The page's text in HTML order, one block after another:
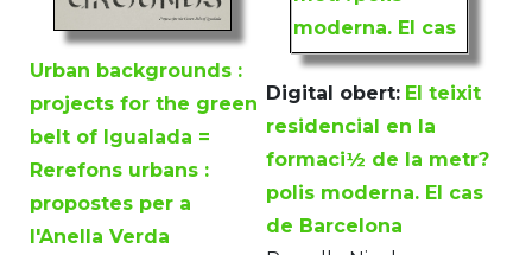
Urban backgrounds :
projects for the green
belt of Igualada =
Rerefons urbans :
propostes per a
l'Anella Verda
Digital obert: El teixit
residencial en la
formaci½ de la metr?
polis moderna. El cas
de Barcelona